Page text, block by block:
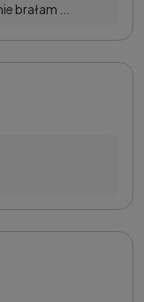
brałam ...